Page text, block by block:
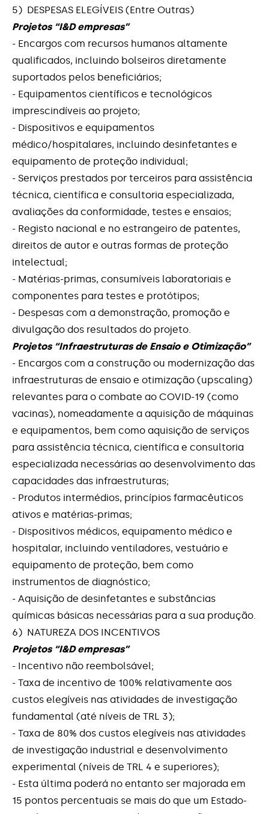
5) DESPESAS ELEGÍVEIS (Entre Outras)
Projetos “I&D empresas”
- Encargos com recursos humanos altamente
qualificados, incluindo bolseiros diretamente
suportados pelos beneficiários;
- Equipamentos científicos e tecnológicos
imprescindíveis ao projeto;
- Dispositivos e equipamentos
médico/hospitalares, incluindo desinfetantes e
equipamento de proteção individual;
- Serviços prestados por terceiros para assistência
técnica, científica e consultoria especializada,
avaliações da conformidade, testes e ensaios;
- Registo nacional e no estrangeiro de patentes,
direitos de autor e outras formas de proteção
intelectual;
- Matérias-primas, consumíveis laboratoriais e
componentes para testes e protótipos;
- Despesas com a demonstração, promoção e
divulgação dos resultados do projeto.
Projetos “Infraestruturas de Ensaio e Otimização”
- Encargos com a construção ou modernização das
infraestruturas de ensaio e otimização (upscaling)
relevantes para o combate ao COVID-19 (como
vacinas), nomeadamente a aquisição de máquinas
e equipamentos, bem como aquisição de serviços
para assistência técnica, científica e consultoria
especializada necessárias ao desenvolvimento das
capacidades das infraestruturas;
- Produtos intermédios, princípios farmacêuticos
ativos e matérias-primas;
- Dispositivos médicos, equipamento médico e
hospitalar, incluindo ventiladores, vestuário e
equipamento de proteção, bem como
instrumentos de diagnóstico;
- Aquisição de desinfetantes e substâncias
químicas básicas necessárias para a sua produção.
6) NATUREZA DOS INCENTIVOS
Projetos “I&D empresas”
- Incentivo não reembolsável;
- Taxa de incentivo de 100% relativamente aos
custos elegíveis nas atividades de investigação
fundamental (até níveis de TRL 3);
- Taxa de 80% dos custos elegíveis nas atividades
de investigação industrial e desenvolvimento
experimental (níveis de TRL 4 e superiores);
- Esta última poderá no entanto ser majorada em
15 pontos percentuais se mais do que um Estado-